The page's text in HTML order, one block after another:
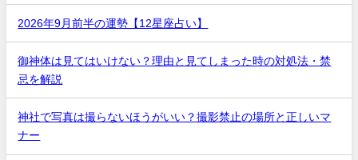
2026年9月前半の運勢【12星座占い】
御神体は見てはいけない？理由と見てしまった時の対処法・禁
忌を解説
神社で写真は撮らないほうがいい？撮影禁止の場所と正しいマ
ナー